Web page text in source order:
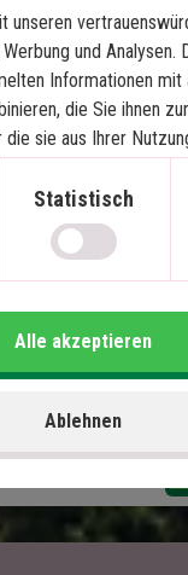
Sok und
Lak
Sok
Yao Noi
in einem
Dschungel
pr.
1.620€
unseren
und Analysen.
Informationen mit
die Sie ihnen
sie aus Ihrer
Statistisch
Ablehnen
Alle akzeptieren